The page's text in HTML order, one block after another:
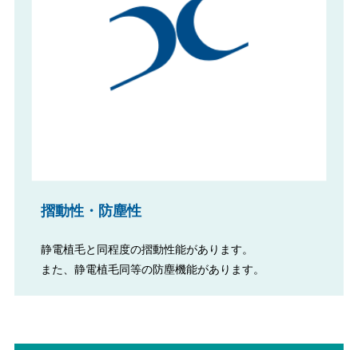
摺動性・防塵性
静電植毛と同程度の摺動性能があります。
また、静電植毛同等の防塵機能があります。